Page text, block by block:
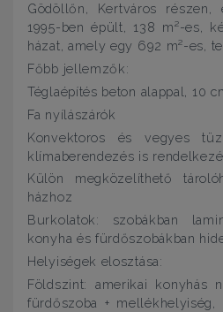
Gödöllőn, Kertváros részen,
1995-ben épült, 138 m²-es,
házat, amely egy 692 m²-es,
Főbb jellemzők:
Téglaépítés beton alappal, 10
Fa nyílászárók
Konvektoros és vegyes
klímaberendezés is
Külön megközelíthető
házhoz
Burkolatok: szobákban
konyha és fürdőszobákban
Helyiségek elosztása:
Földszint: amerikai konyhás
fürdőszoba + mellékhelyiség,